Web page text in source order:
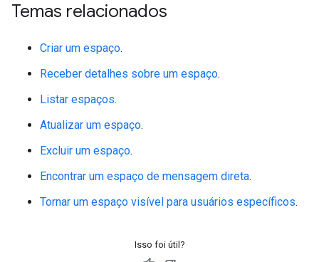
Temas relacionados
Criar um espaço.
Receber detalhes sobre um espaço.
Listar espaços.
Atualizar um espaço.
Excluir um espaço.
Encontrar um espaço de mensagem direta.
Tornar um espaço visível para usuários específicos.
Isso foi útil?